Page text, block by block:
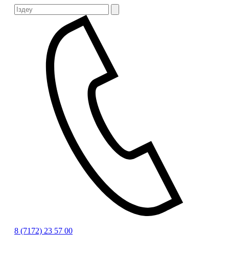
8 (7172) 23 57 00